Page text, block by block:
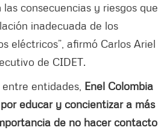
consecuencias y riesgos que
inadecuada de los
eléctricos”, afirmó Carlos Ariel
de CIDET.
entidades, Enel Colombia
educar y concientizar a más
de no hacer contacto